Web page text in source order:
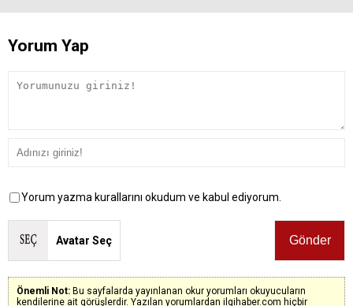
Yorum Yap
Yorum yazma kurallarını okudum ve kabul ediyorum.
Avatar Seç
Önemli Not: Bu sayfalarda yayınlanan okur yorumları okuyucuların
kendilerine ait görüşlerdir. Yazılan yorumlardan ilgihaber.com hiçbir